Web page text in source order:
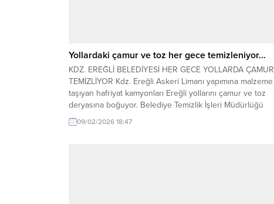
Yollardaki çamur ve toz her gece temizleniyor…
KDZ. EREĞLİ BELEDİYESİ HER GECE YOLLARDA ÇAMUR
TEMİZLİYOR Kdz. Ereğli Askeri Limanı yapımına malzeme
taşıyan hafriyat kamyonları Ereğli yollarını çamur ve toz
deryasına boğuyor. Belediye Temizlik İşleri Müdürlüğü
ekipleri, her gece tazyikli suyla yolları çamurdan
arındırıyor ancak gün geçmeden hafriyat kamyonları
09/02/2026 18:47